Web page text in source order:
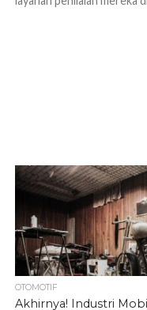
OTOMOTIF
Akhirnya! Industri